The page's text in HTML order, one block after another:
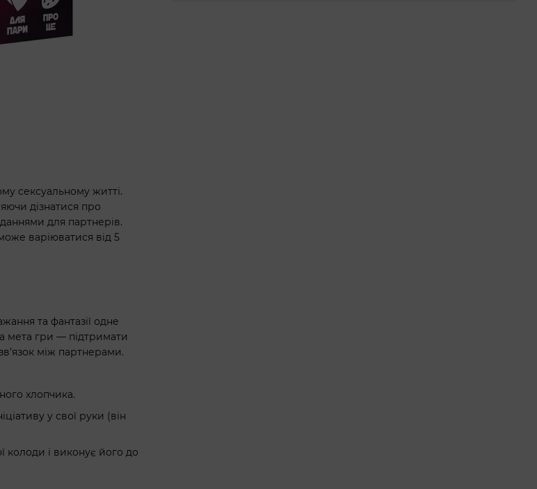
сексуальному житті.
дізнатися про
для партнерів.
варіюватися від 5
та фантазії одне
мета гри — підтримати
між партнерами.
хлопчика.
у свої руки (він
колоди і виконує його до